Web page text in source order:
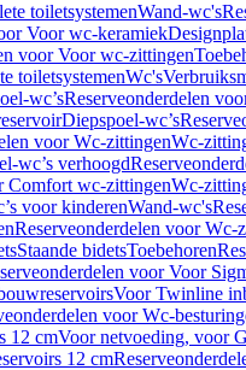
toiletsystemenWand-wc's
Voor wc-keramiek
voor Voor wc-zittingen
toiletsystemenWc's
wc’sReserveonderdelen
Diepspoel-wc’s
voor Wc-zittingenWc-
wc’s verhoogd
Comfort wc-zittingenWc-
voor kinderenWand-wc's
Reserveonderdelen voor Wc-
Staande bidetsToebehoren
voor Voor
Voor Twinline
voor Wc-
12 cmVoor netvoeding, voor
12 cm